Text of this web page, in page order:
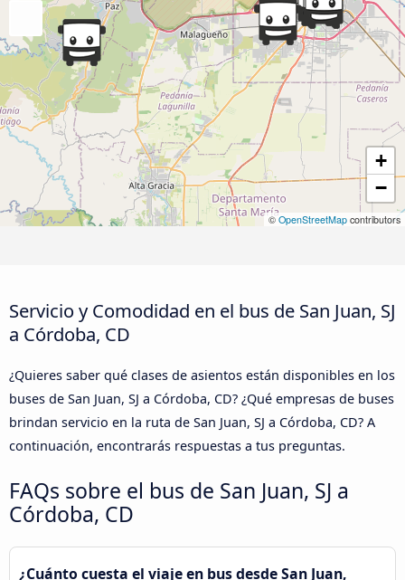
+
−
©OpenStreetMap contributors
Servicio y Comodidad en el bus de San Juan, SJ
a Córdoba, CD
¿Quieres saber qué clases de asientos están disponibles en los
buses de San Juan, SJ a Córdoba, CD? ¿Qué empresas de buses
brindan servicio en la ruta de San Juan, SJ a Córdoba, CD? A
continuación, encontrarás respuestas a tus preguntas.
FAQs sobre el bus de San Juan, SJ a
Córdoba, CD
¿Cuánto cuesta el viaje en bus desde San Juan,